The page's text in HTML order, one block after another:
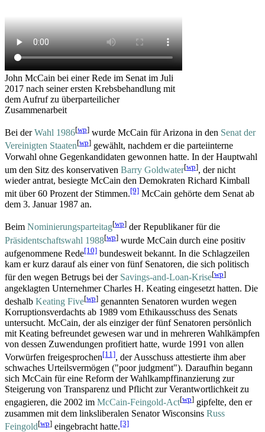
John McCain bei einer Rede im Senat im Juli
2017 nach seiner ersten Krebsbehandlung mit
dem Aufruf zu überparteilicher
Zusammenarbeit
Bei derWahl 1986[wp] wurde McCain für Arizona in den Senat der
Vereinigten Staaten[wp] gewählt, nachdem er die parteiinterne
Vorwahl ohne Gegenkandidaten gewonnen hatte. In der Hauptwahl
um den Sitz des konservativen Barry Goldwater[wp], der nicht
wieder antrat, besiegte McCain den Demokraten Richard Kimball
mit über 60 Prozent der Stimmen.[9] McCain gehörte dem Senat ab
dem 3. Januar 1987 an.
Beim Nominierungs­parteitag[wp] der Republikaner für die
Präsidentschaftswahl 1988[wp] wurde McCain durch eine positiv
aufgenommene Rede[10] bundesweit bekannt. In die Schlagzeilen
kam er kurz darauf als einer von fünf Senatoren, die sich politisch
für den wegen Betrugs bei der Savings-and-Loan-Krise[wp]
angeklagten Unternehmer Charles H. Keating eingesetzt hatten. Die
deshalb Keating Five[wp] genannten Senatoren wurden wegen
Korruptions­verdachts ab 1989 vom Ethikausschuss des Senats
untersucht. McCain, der als einziger der fünf Senatoren persönlich
mit Keating befreundet gewesen war und in mehreren Wahlkämpfen
von dessen Zuwendungen profitiert hatte, wurde 1991 von allen
Vorwürfen freigesprochen[11], der Ausschuss attestierte ihm aber
schwaches Urteilsvermögen ("poor judgment"). Daraufhin begann
sich McCain für eine Reform der Wahlkampf­finanzierung zur
Steigerung von Transparenz und Pflicht zur Verantwortlichkeit zu
engagieren, die 2002 im McCain-Feingold-Act[wp] gipfelte, den er
zusammen mit dem linksliberalen Senator Wisconsins Russ
Feingold[wp] eingebracht hatte.[3]